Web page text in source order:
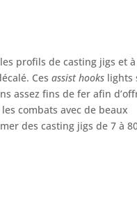
profils de casting jigs et
Cesassist hooks lights
assez fins de fer afin
combats avec de beaux
des casting jigs de 7 à